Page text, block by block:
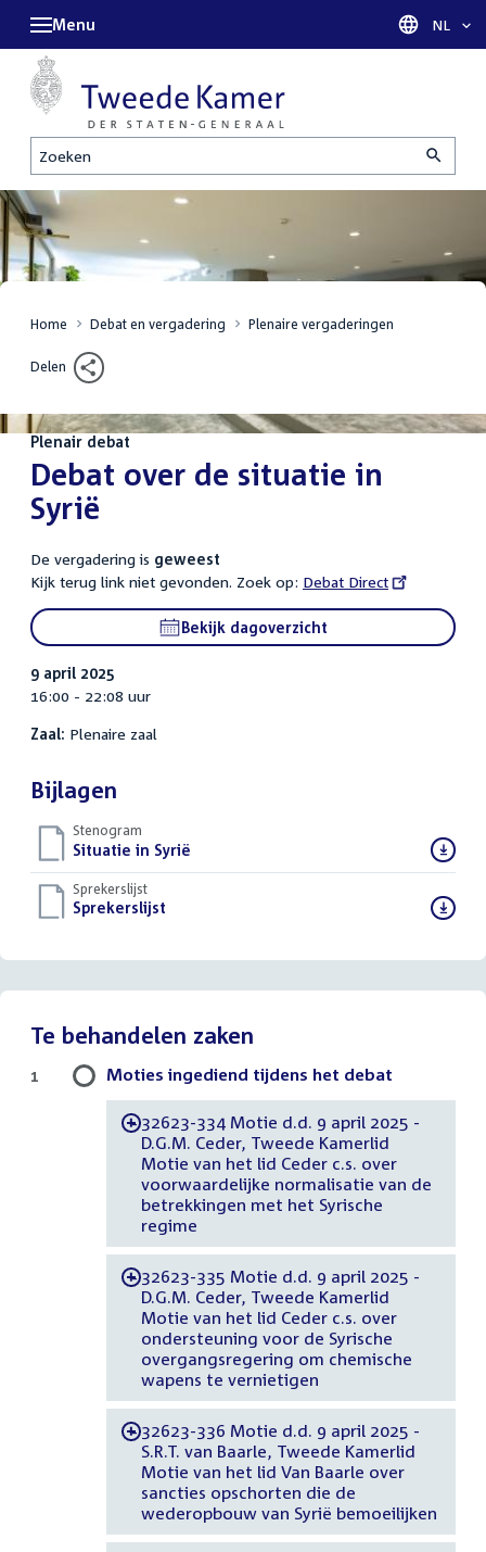
Zoeken
Menu Taal
NL
Home Debat en vergadering Plenaire vergaderingen
Delen
Plenair debat
:Debat over de situatie in
Syrië
De vergadering is geweest
Kijk terug link niet gevonden. Zoek op: External
link:
Debat Direct
Bekijk dagoverzicht
9 april 2025
16:00 - 22:08 uur
Zaal: Plenaire zaal
Bijlagen
Stenogram
Download
bestand:
Situatie in Syrië
Sprekerslijst
Download
Sprekerslijst
Te behandelen zaken
Moties ingediend tijdens het debat
-32623-334 Motie d.d. 9 april 2025 -
D.G.M. Ceder, Tweede Kamerlid
Motie van het lid Ceder c.s. over
voorwaardelijke normalisatie van de
betrekkingen met het Syrische
regime
-32623-335 Motie d.d. 9 april 2025 -
D.G.M. Ceder, Tweede Kamerlid
Motie van het lid Ceder c.s. over
ondersteuning voor de Syrische
overgangsregering om chemische
wapens te vernietigen
-32623-336 Motie d.d. 9 april 2025 -
S.R.T. van Baarle, Tweede Kamerlid
Motie van het lid Van Baarle over
sancties opschorten die de
wederopbouw van Syrië bemoeilijken
1